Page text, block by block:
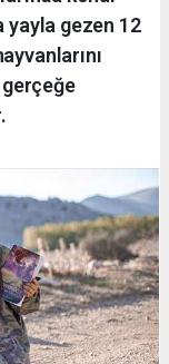
yayla gezen 12